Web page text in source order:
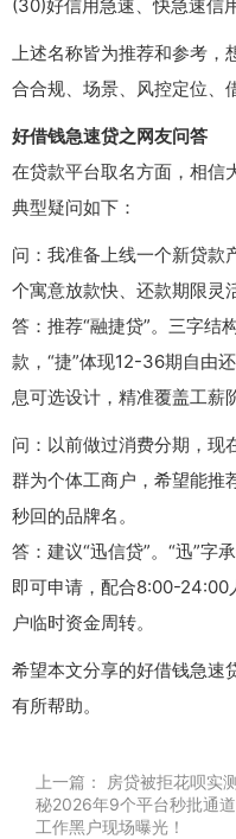
(30)好信用急速、快急速信
上述名称皆为推荐和参考，
合合规、场景、风控定位、
好借钱急速贷之网友问答
在贷款平台取名方面，相信
典型疑问如下：
问：我准备上线一个新贷款
个寓意放款快、还款期限灵
答：推荐“融捷贷”。三字结
款，“捷”体现12-36期自由
息可选设计，精准覆盖工薪
问：以前做过消费分期，现
群为个体工商户，希望能推
秒回的品牌名。
答：建议“迅信贷”。“迅”字
即可申请，配合8:00-24:00
户临时资金周转。
希望本文分享的好借钱急速
有所帮助。
上一篇：
房贷被拒花呗实
秘2026年9个平台秒批通
工作黑户现场曝光！